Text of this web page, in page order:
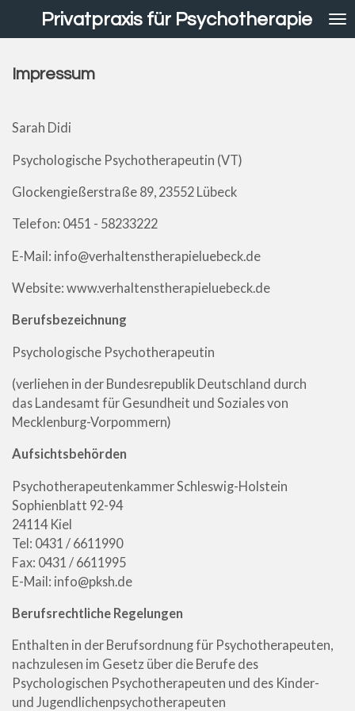
Hauptinhalt
Privatpraxis für Psychotherapie
Impressum
Sarah Didi
Psychologische Psychotherapeutin (VT)
Glockengießerstraße 89, 23552 Lübeck
Telefon: 0451 - 58233222
E-Mail: info@verhaltenstherapieluebeck.de
Website: www.verhaltenstherapieluebeck.de
Berufsbezeichnung
Psychologische Psychotherapeutin
(verliehen in der Bundesrepublik Deutschland durch
das Landesamt für Gesundheit und Sozialesvon
Mecklenburg-Vorpommern)
Aufsichtsbehörden
Psychotherapeutenkammer Schleswig-Holstein
Sophienblatt 92-94
24114 Kiel
Tel: 0431 / 6611990
Fax: 0431 / 6611995
E-Mail: info@pksh.de
Berufsrechtliche Regelungen
Enthalten in der Berufsordnung für Psychotherapeuten,
nachzulesen im Gesetz über die Berufe des
Psychologischen Psychotherapeuten und des Kinder-
und Jugendlichenpsychotherapeuten